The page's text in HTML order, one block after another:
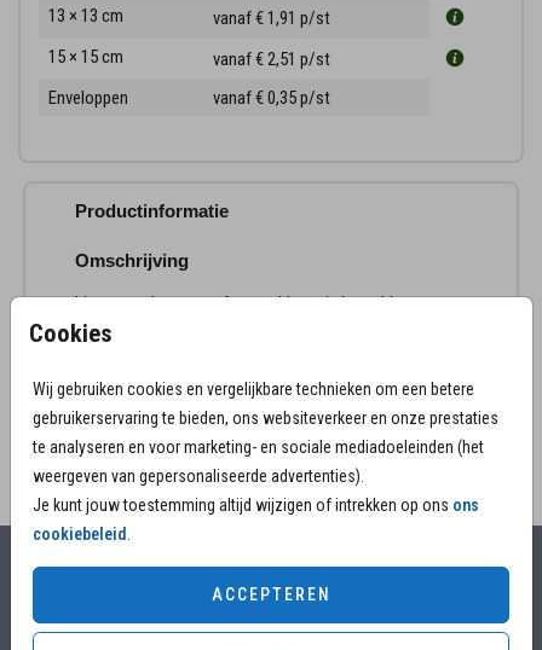
Cookies
Wij gebruiken cookies en vergelijkbare technieken om een betere
gebruikerservaring te bieden, ons websiteverkeer en onze prestaties
te analyseren en voor marketing- en sociale mediadoeleinden (het
weergeven van gepersonaliseerde advertenties).
Je kunt jouw toestemming altijd wijzigen of intrekken op ons ons
cookiebeleid
ACCEPTEREN
13 × 13 cm
vanaf € 1,91 p/st
15 × 15 cm
vanaf € 2,51 p/st
Enveloppen
vanaf € 0,35p/st
Productinformatie
Omschrijving
Lieve rouwkaart met foto en bloem in koperkleur.
Een stijlvol ontwerp om het leven van een dierbare
Alles voor jouw moment